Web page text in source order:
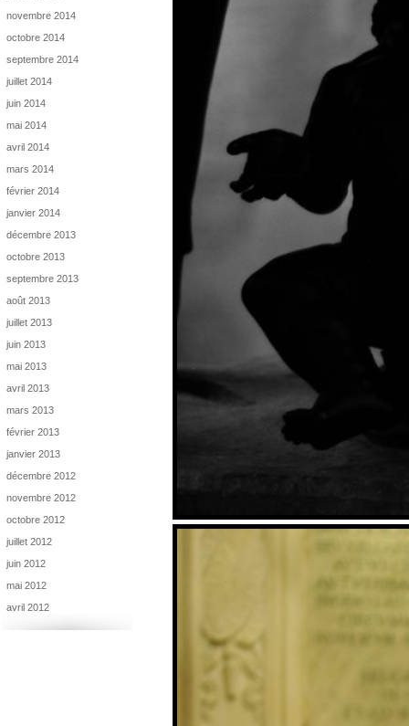
novembre 2014
octobre 2014
septembre 2014
juillet 2014
juin 2014
mai 2014
avril 2014
mars 2014
février 2014
janvier 2014
décembre 2013
octobre 2013
septembre 2013
août 2013
juillet 2013
juin 2013
mai 2013
avril 2013
mars 2013
février 2013
janvier 2013
décembre 2012
novembre 2012
octobre 2012
juillet 2012
juin 2012
mai 2012
avril 2012